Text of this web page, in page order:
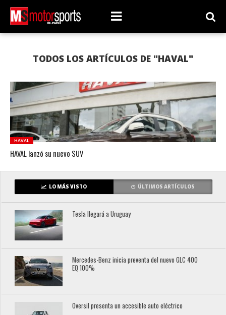
TODOS LOS ARTÍCULOS DE "HAVAL"
HAVAL
HAVAL lanzó su nuevo SUV
LO MÁS VISTO ÚLTIMOS ARTÍCULOS
Tesla llegará a Uruguay
Mercedes-Benz inicia preventa del nuevo GLC 400
EQ 100%
Oversil presenta un accesible auto eléctrico